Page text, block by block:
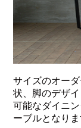
サイズのオー
状、脚のデザ
可能なダイニ
ーブルとなりま